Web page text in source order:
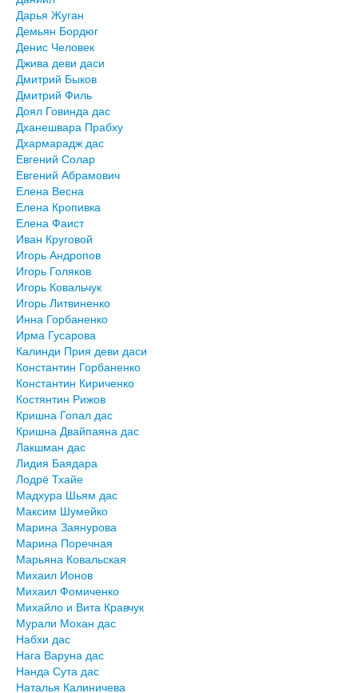
Дарья Жуган
Демьян Бордюг
Денис Человек
Джива деви даси
Дмитрий Быков
Дмитрий Филь
Доял Говинда дас
Дханешвара Прабху
Дхармарадж дас
Евгений Солар
Евгений Абрамович
Елена Весна
Елена Кропивка
Елена Фаист
Иван Круговой
Игорь Андропов
Игорь Голяков
Игорь Ковальчук
Игорь Литвиненко
Инна Горбаненко
Ирма Гусарова
Калинди Прия деви даси
Константин Горбаненко
Константин Кириченко
Костянтин Рижов
Кришна Гопал дас
Кришна Двайпаяна дас
Лакшман дас
Лидия Баядара
Лодрё Тхайе
Мадхура Шьям дас
Максим Шумейко
Марина Заянурова
Марина Поречная
Марьяна Ковальская
Михаил Ионов
Михаил Фомиченко
Михайло и Вита Кравчук
Мурали Мохан дас
Набхи дас
Нага Варуна дас
Нанда Сута дас
Наталья Калиничева